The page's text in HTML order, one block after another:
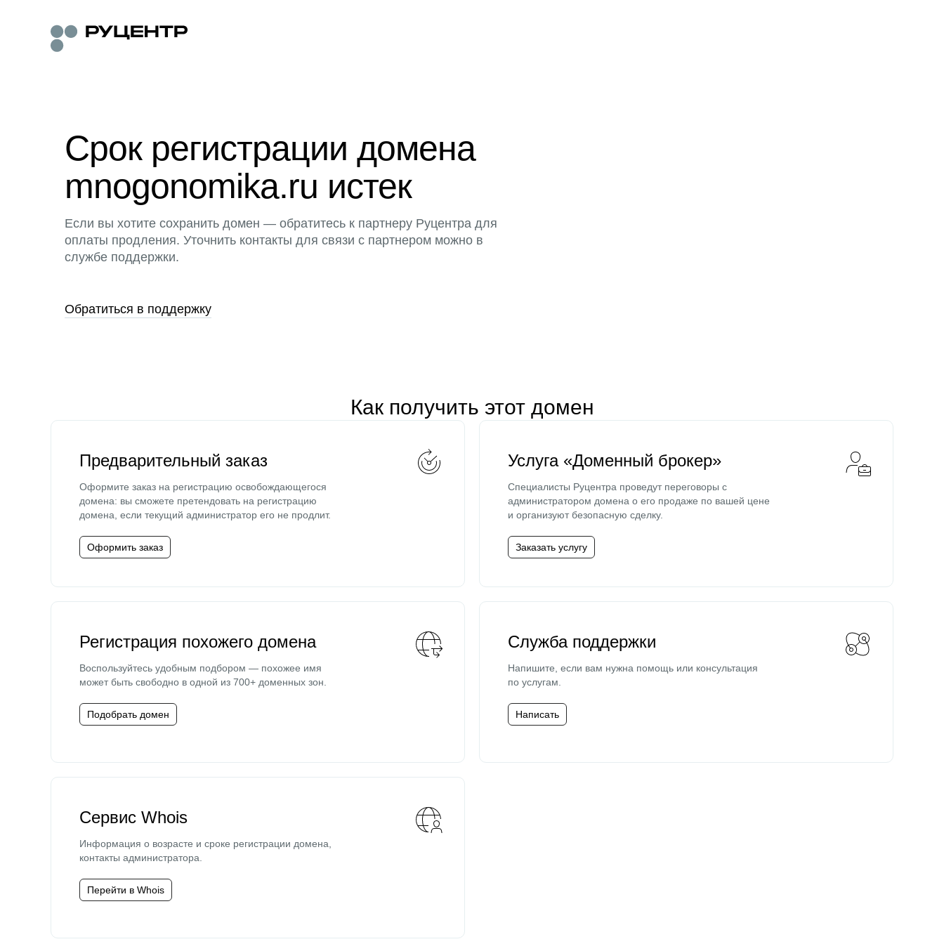
Срок регистрации домена
mnogonomika.ru истек
Если вы хотите сохранить домен — обратитесь к партнеру Руцентра для
оплаты продления. Уточнить контакты для связи с партнером можно в
службе поддержки.
Обратиться в поддержку
Как получить этот домен
Предварительный заказ
Оформите заказ на регистрацию освобождающегося
домена: вы сможете претендовать на регистрацию
домена, если текущий администратор его не продлит.
Оформить заказ
Услуга «Доменный брокер»
Специалисты Руцентра проведут переговоры с
администратором домена о его продаже по вашей цене
и организуют безопасную сделку.
Заказать услугу
Регистрация похожего домена
Воспользуйтесь удобным подбором — похожее имя
может быть свободно в одной из 700+ доменных зон.
Подобрать домен
Служба поддержки
Напишите, если вам нужна помощь или консультация
по услугам.
Написать
Сервис Whois
Информация о возрасте и сроке регистрации домена,
контакты администратора.
Перейти в Whois